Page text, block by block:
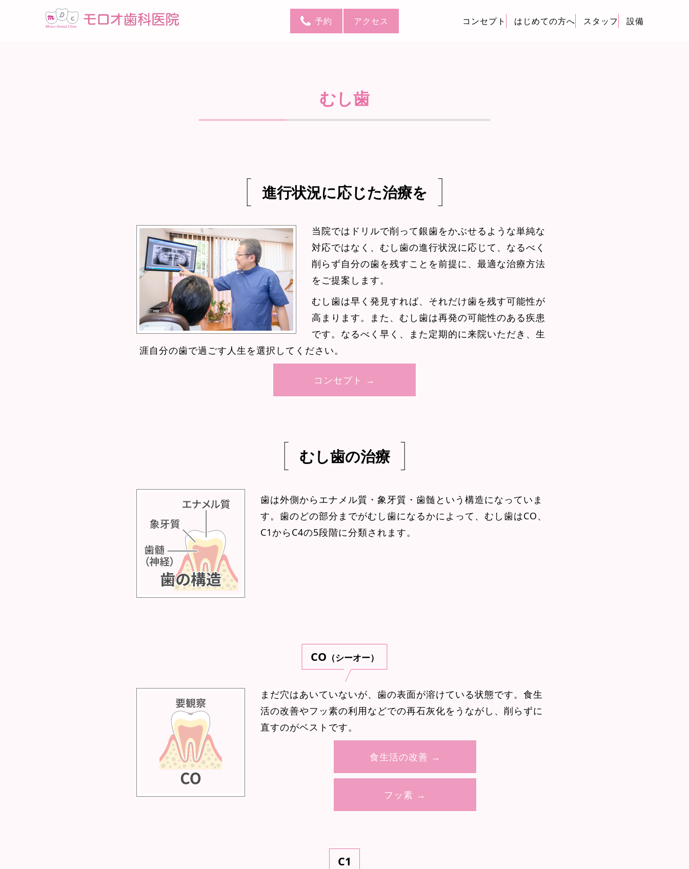
予約 アクセス コンセプト はじめての方へ スタッフ 設備
むし歯
進行状況に応じた治療を
当院ではドリルで削って銀歯をかぶせるような単純な
対応ではなく、むし歯の進行状況に応じて、なるべく
削らず自分の歯を残すことを前提に、最適な治療方法
をご提案します。
むし歯は早く発見すれば、それだけ歯を残す可能性が
高まります。また、むし歯は再発の可能性のある疾患
です。なるべく早く、また定期的に来院いただき、生
涯自分の歯で過ごす人生を選択してください。
コンセプト →
むし歯の治療
歯は外側からエナメル質・象牙質・歯髄という構造になっていま
す。歯のどの部分までがむし歯になるかによって、むし歯はCO、
C1からC4の5段階に分類されます。
CO （シーオー）
まだ穴はあいていないが、歯の表面が溶けている状態です。食生
活の改善やフッ素の利用などでの再石灰化をうながし、削らずに
直すのがベストです。
食生活の改善 →
フッ素 →
C1